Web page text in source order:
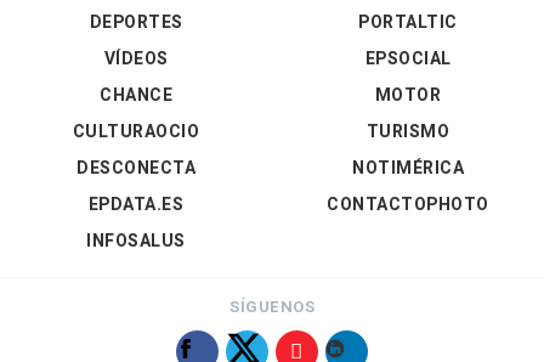
DEPORTES
VÍDEOS
PORTALTIC
EPSOCIAL
CHANCE
CULTURAOCIO
DESCONECTA
EPDATA.ES
INFOSALUS
MOTOR
TURISMO
NOTIMÉRICA
CONTACTOPHOTO
SÍGUENOS